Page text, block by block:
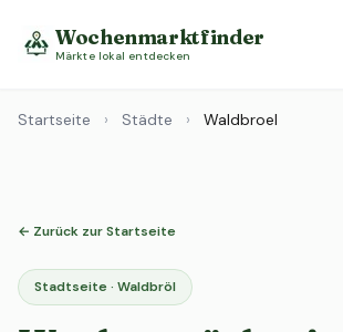
Wochenmarktfinder
Märkte lokal entdecken
Startseite › Städte › Waldbroel
← Zurück zur Startseite
Stadtseite · Waldbröl